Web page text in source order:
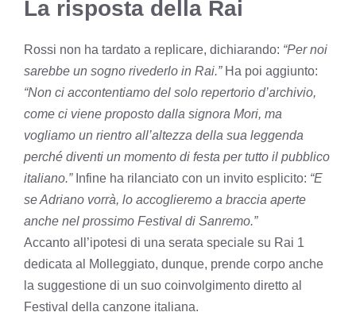
La risposta della Rai
Rossi non ha tardato a replicare, dichiarando: “Per noi
sarebbe un sogno rivederlo in Rai.”Ha poi aggiunto:
“Non ci accontentiamo del solo repertorio d’archivio,
come ci viene proposto dalla signora Mori, ma
vogliamo un rientro all’altezza della sua leggenda
perché diventi un momento di festa per tutto il pubblico
italiano.”Infine ha rilanciato con un invito esplicito: “E
se Adriano vorrà, lo accoglieremo a braccia aperte
anche nel prossimo Festival di Sanremo.”
Accanto all’ipotesi di una serata speciale su Rai 1
dedicata al Molleggiato, dunque, prende corpo anche
la suggestione di un suo coinvolgimento diretto al
Festival della canzone italiana.